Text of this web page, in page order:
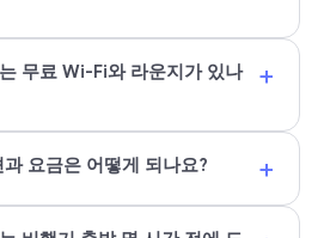
무료 Wi-Fi와 라운지가 있나
+
요금은 어떻게 되나요? +